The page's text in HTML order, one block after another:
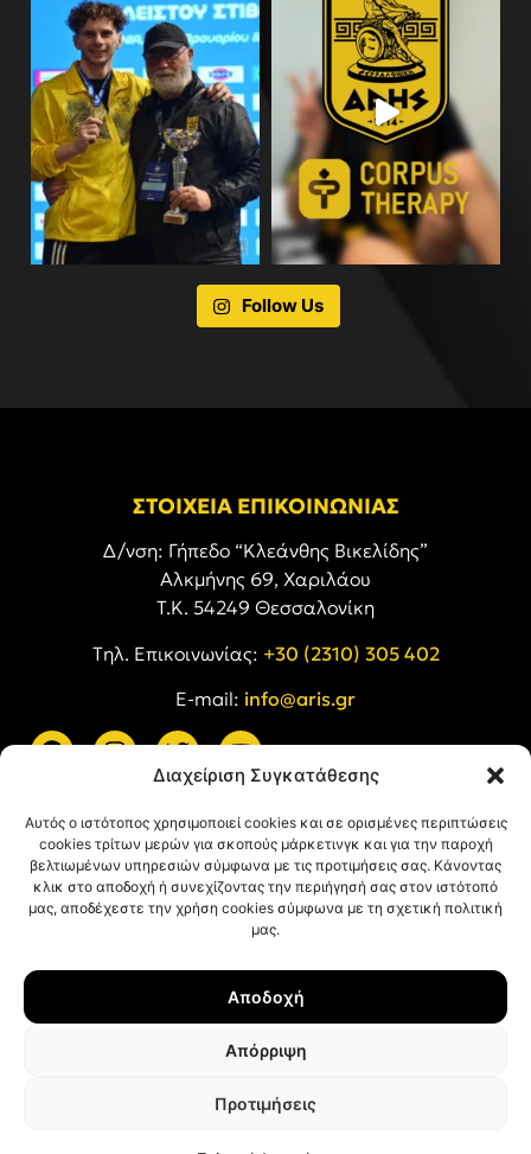
Διαχείριση Συγκατάθεσης
Αυτός ο ιστότοπος χρησιμοποιεί cookies και σε ορισμένες περιπτώσεις
cookies τρίτων μερών για σκοπούς μάρκετινγκ και για την παροχή
βελτιωμένων υπηρεσιών σύμφωνα με τις προτιμήσεις σας. Κάνοντας
κλικ στο αποδοχή ή συνεχίζοντας την περιήγησή σας στον ιστότοπό
μας, αποδέχεστε την χρήση cookies σύμφωνα με τη σχετική πολιτική
μας.
Αποδοχή
Απόρριψη
Προτιμήσεις
Follow Us
ΣΤΟΙΧΕΙΑ ΕΠΙΚΟΙΝΩΝΙΑΣ
Δ/νση: Γήπεδο “Κλεάνθης Βικελίδης”
Αλκμήνης 69, Χαριλάου
Τ.Κ. 54249 Θεσσαλονίκη
Tηλ. Επικοινωνίας: +30 (2310) 305 402
E-mail: info@aris.gr
Όροι Χρήσης
Πολιτική Cookies
© ΑΡΗΣ Α.Σ. All rights reserved.